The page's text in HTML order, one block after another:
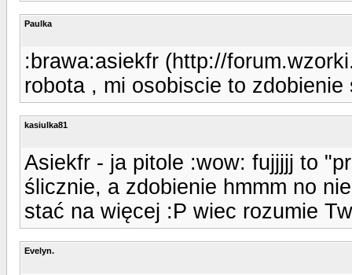
Paulka
:brawa:asiekfr (http://
robota , mi osobiscie to zdobienie
kasiulka81
Asiekfr - ja pitole :wow: fujjjjj to
ślicznie, a zdobienie hmmm no
stać na więcej :P wiec rozumie
Evelyn.